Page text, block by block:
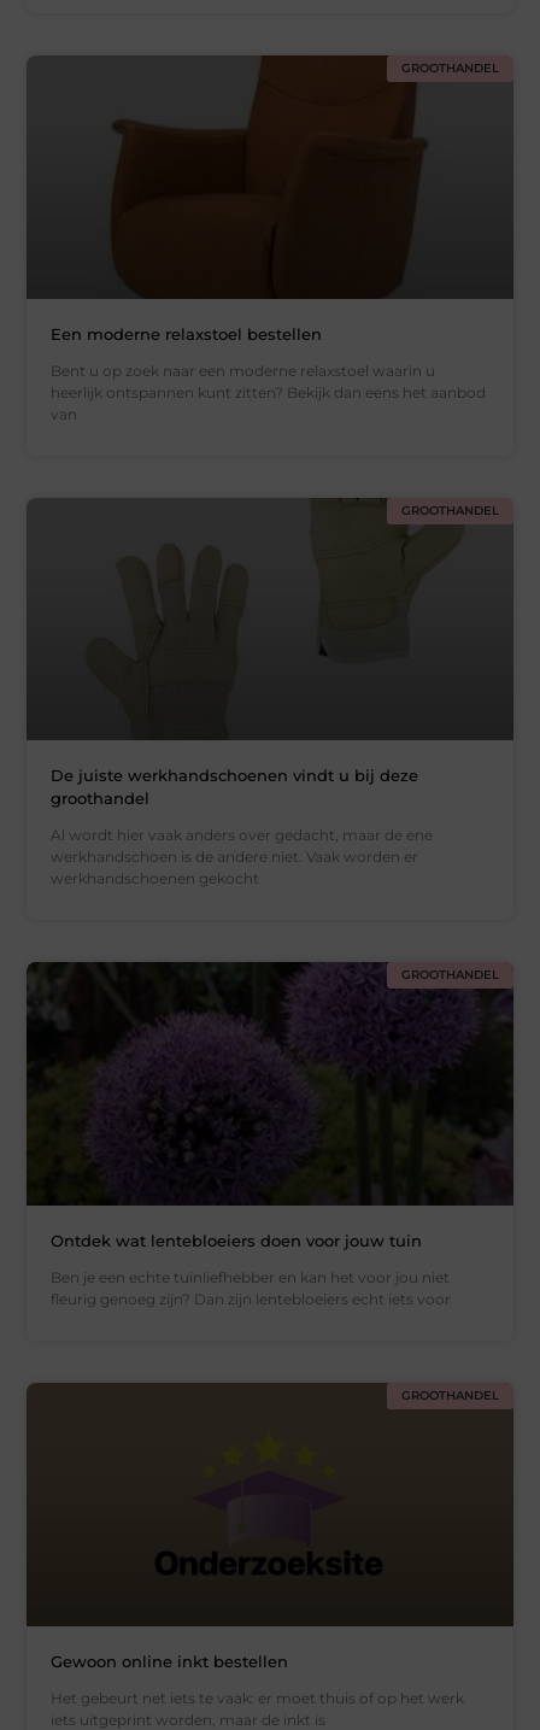
GROOTHANDEL
Een moderne relaxstoel bestellen
Bent u op zoek naar een moderne relaxstoel waarin u
heerlijk ontspannen kunt zitten? Bekijk dan eens het aanbod
van
GROOTHANDEL
De juiste werkhandschoenen vindt u bij deze
groothandel
Al wordt hier vaak anders over gedacht, maar de ene
werkhandschoen is de andere niet. Vaak worden er
werkhandschoenen gekocht
GROOTHANDEL
Ontdek wat lentebloeiers doen voor jouw tuin
Ben je een echte tuinliefhebber en kan het voor jou niet
fleurig genoeg zijn? Dan zijn lentebloeiers echt iets voor
GROOTHANDEL
Gewoon online inkt bestellen
Het gebeurt net iets te vaak: er moet thuis of op het werk
iets uitgeprint worden, maar de inkt is